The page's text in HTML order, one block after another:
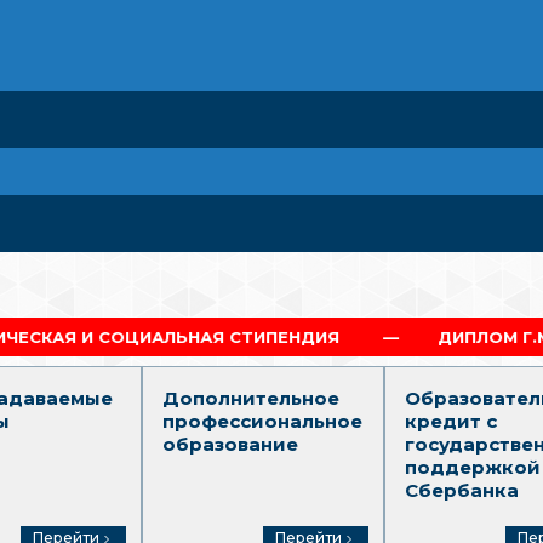
СТИПЕНДИЯ ДИПЛОМ Г.МОСКВА
Перейти
Дополнительное
профессиональное
образование
Перейти
кредит с
поддержкой
Сбербанка